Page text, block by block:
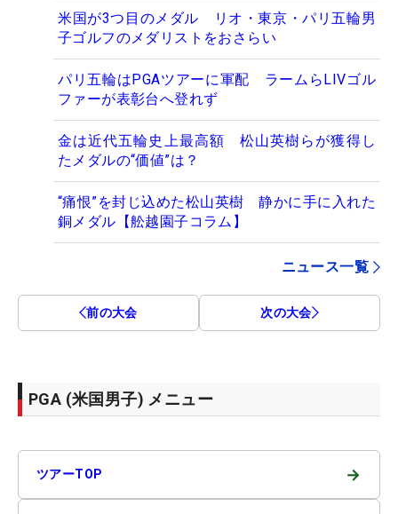
米国が3つ目のメダル リオ・東京・パリ五輪男
子ゴルフのメダリストをおさらい
パリ五輪はPGAツアーに軍配 ラームらLIVゴル
ファーが表彰台へ登れず
金は近代五輪史上最高額 松山英樹らが獲得し
たメダルの“価値”は？
“痛恨”を封じ込めた松山英樹 静かに手に入れた
銅メダル【舩越園子コラム】
ニュース一覧
前の大会 次の大会
PGA (米国男子) メニュー
ツアーTOP →